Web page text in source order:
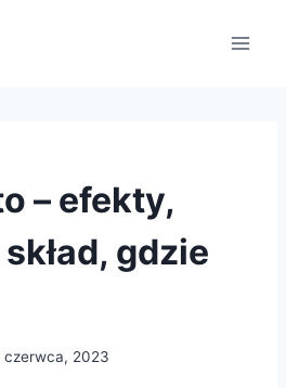
– efekty,
gdzie
czerwca, 2023